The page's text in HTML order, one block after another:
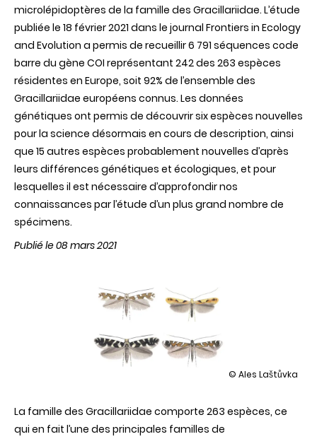
microlépidoptères de la famille des Gracillariidae. L’étude
publiée le 18 février 2021 dans le journal Frontiers in Ecology
and Evolution a permis de recueillir 6 791 séquences code
barre du gène COI représentant 242 des 263 espèces
résidentes en Europe, soit 92% de l’ensemble des
Gracillariidae européens connus. Les données
génétiques ont permis de découvrir six espèces nouvelles
pour la science désormais en cours de description, ainsi
que 15 autres espèces probablement nouvelles d’après
leurs différences génétiques et écologiques, et pour
lesquelles il est nécessaire d’approfondir nos
connaissances par l’étude d’un plus grand nombre de
spécimens.
Publié le 08 mars 2021
illustration
barres
© Ales Laštůvka
La famille des Gracillariidae comporte 263 espèces, ce
qui en fait l’une des principales familles de